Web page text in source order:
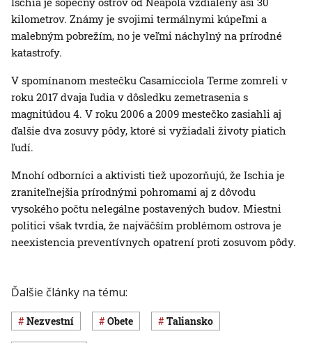
kilometrov. Známy je svojimi termálnymi kúpeľmi a
malebným pobrežím, no je veľmi náchylný na prírodné
katastrofy.
V spomínanom mestečku Casamicciola Terme zomreli v
roku 2017 dvaja ľudia v dôsledku zemetrasenia s
magnitúdou 4. V roku 2006 a 2009 mestečko zasiahli aj
ďalšie dva zosuvy pôdy, ktoré si vyžiadali životy piatich
ľudí.
Mnohí odborníci a aktivisti tiež upozorňujú, že Ischia je
zraniteľnejšia prírodnými pohromami aj z dôvodu
vysokého počtu nelegálne postavených budov. Miestni
politici však tvrdia, že najväčším problémom ostrova je
neexistencia preventívnych opatrení proti zosuvom pôdy.
Ďalšie články na tému:
nezvestní obete Taliansko